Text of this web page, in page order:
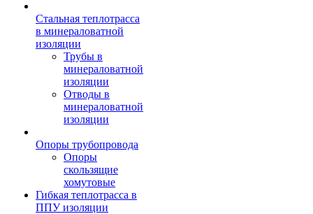
Стальная теплотрасса
в минераловатной
изоляции
Трубы в
минераловатной
изоляции
Отводы в
минераловатной
изоляции
Опоры трубопровода
Опоры
скользящие
хомутовые
Гибкая теплотрасса в
ППУ изоляции